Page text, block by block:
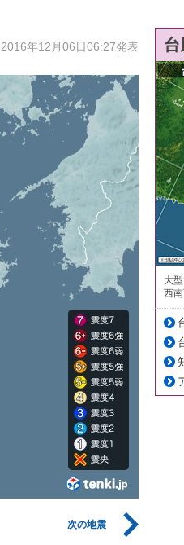
2016年12月06日06:27発表
次の地震
大
西